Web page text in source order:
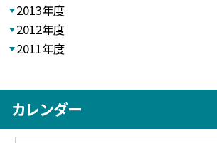
2013年度
2012年度
2011年度
カレンダー